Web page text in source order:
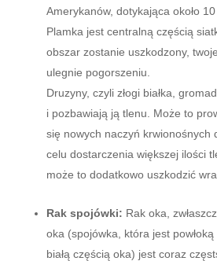
Amerykanów, dotykająca około
Plamka jest centralną częścią
obszar zostanie uszkodzony,
ulegnie pogorszeniu.
Druzyny, czyli złogi białka,
i pozbawiają ją tlenu. Może to
się nowych naczyń krwionośnych
celu dostarczenia większej ilości
może to dodatkowo uszkodzić
Rak spojówki: Rak oka,
oka (spojówka, która jest
białą częścią oka) jest coraz